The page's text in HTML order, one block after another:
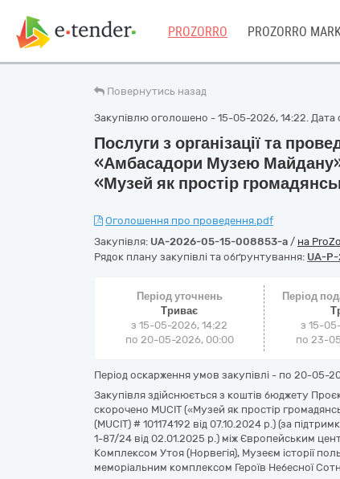
PROZORRO PROZORRO
Повернутись назад
Закупівлю оголошено - 15-05-2026, 14:22. Дата
Послуги з організації та
«Амбасадори Музею Майдану»
«Музей як простір
Оголошення про проведення.pdf
Закупівля: UA-2026-05-15-008853-a / на
Рядок плану закупівлі та обґрунтування: UA-
Період уточнень
Триває
з 15-05-2026, 14:22
по 20-05-2026, 00:00
Період
з 15-
по 23-
Період оскарження умов закупівлі - по 20-05-
Закупівля здійснюється з коштів бюджету
скорочено MUCIT («Музей як простір
(MUCIT) # 101174192 від 07.10.2024 р.) (за
1-87/24 від 02.01.2025 р.) між Європейським
Комплексом Утоя (Норвегія), Музеєм історії
меморіальним комплексом Героїв Небесної